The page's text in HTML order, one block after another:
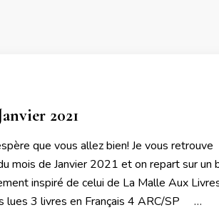
2021
que vous allez bien! Je vous retrouve
mois de Janvier 2021 et on repart sur un
inspiré de celui de La Malle Aux
lues 3 livres en Français 4 ARC/SP …